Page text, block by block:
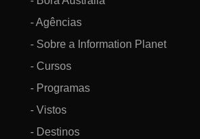
- Agências
- Sobre a Information Planet
- Cursos
- Programas
- Vistos
- Destinos